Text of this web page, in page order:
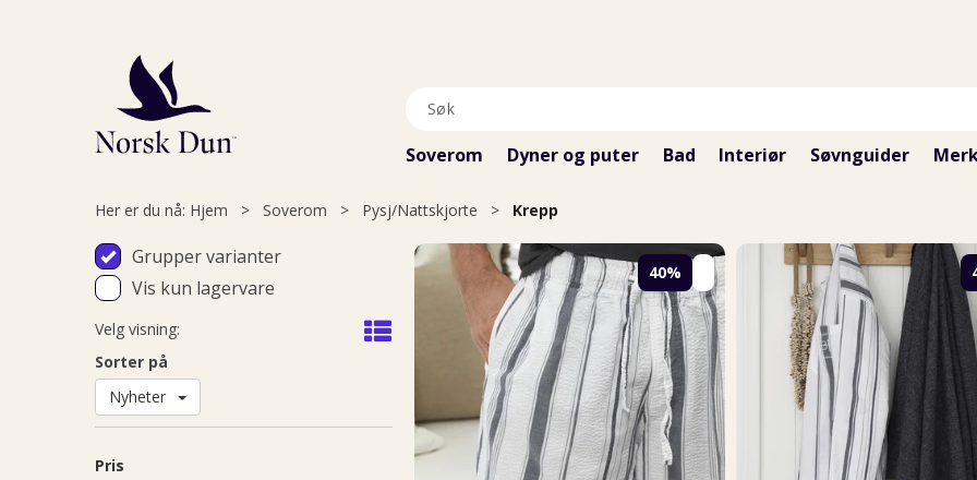
Soverom Dyner og puter Bad Interiør Søvnguider
Her er du nå: Hjem > Soverom > Pysj/Nattskjorte > Krepp
Grupper varianter
Vis kun lagervare
Velg visning:
Sorter på
Nyheter
Pris
40%